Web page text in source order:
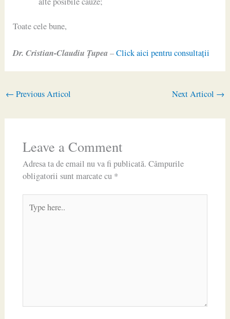
Toate cele bune,
Dr. Cristian-Claudiu Ţupea–Click aici pentru consultaţii
← Previous Articol Next Articol →
Leave a Comment
Adresa ta de email nu va fi publicată. Câmpurile
obligatorii sunt marcate cu *
here..